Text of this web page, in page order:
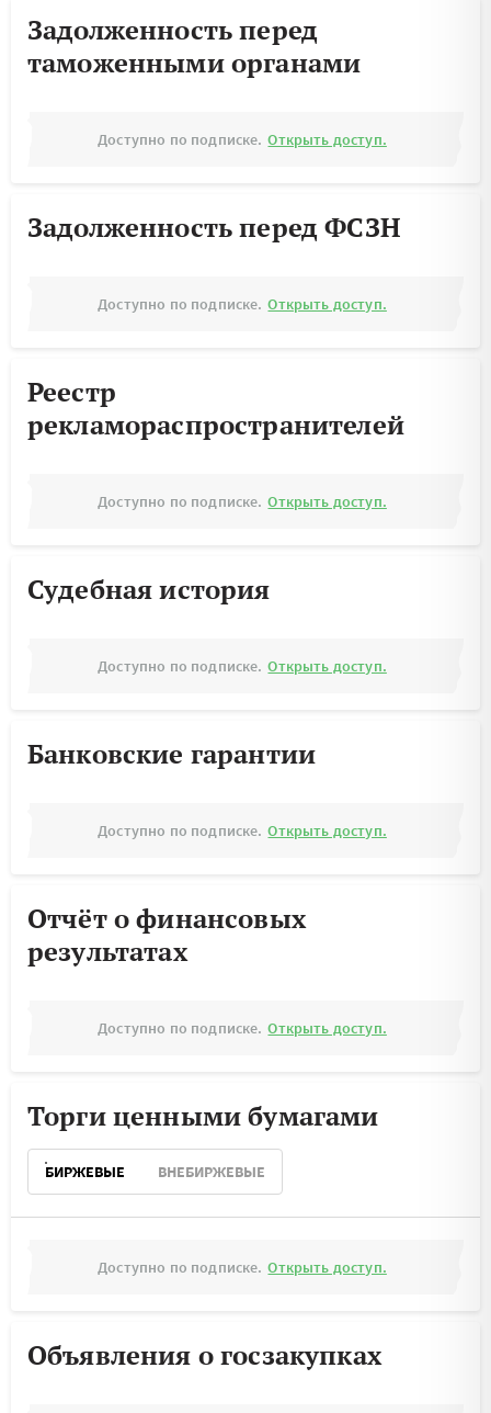
Задолженность перед
таможенными органами
Доступно по подписке. Открыть доступ.
Задолженность перед ФСЗН
Доступно по подписке. Открыть доступ.
Реестр
рекламораспространителей
Доступно по подписке. Открыть доступ.
Судебная история
Доступно по подписке. Открыть доступ.
Банковские гарантии
Доступно по подписке. Открыть доступ.
Отчёт о финансовых
результатах
Доступно по подписке. Открыть доступ.
Торги ценными бумагами
БИРЖЕВЫЕ ВНЕБИРЖЕВЫЕ
Доступно по подписке. Открыть доступ.
Объявления о госзакупках